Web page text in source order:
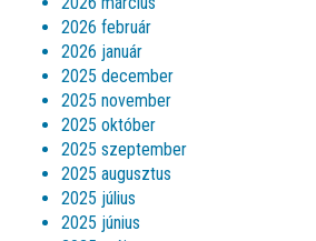
2026 február
2026 január
2025 december
2025 november
2025 október
2025 szeptember
2025 augusztus
2025 július
2025 június